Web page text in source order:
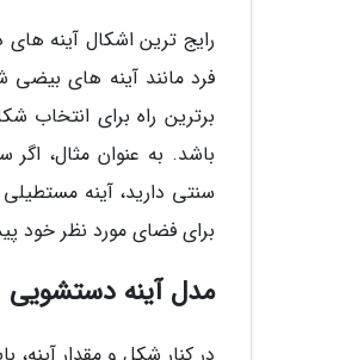
رایج ترین اشکال آینه
فرد مانند آینه های
برترین راه برای
باشد. به عنوان مثال،
سنتی دارید، آینه
برای فضای مورد نظر خود
مدل آینه دستشویی